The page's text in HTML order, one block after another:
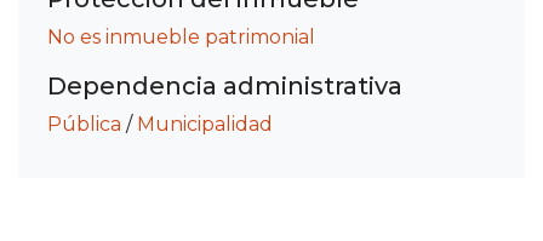
No es inmueble patrimonial
Dependencia administrativa
Pública / Municipalidad